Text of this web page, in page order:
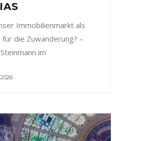
Immobilienmarkt als
die Zuwanderung? –
im